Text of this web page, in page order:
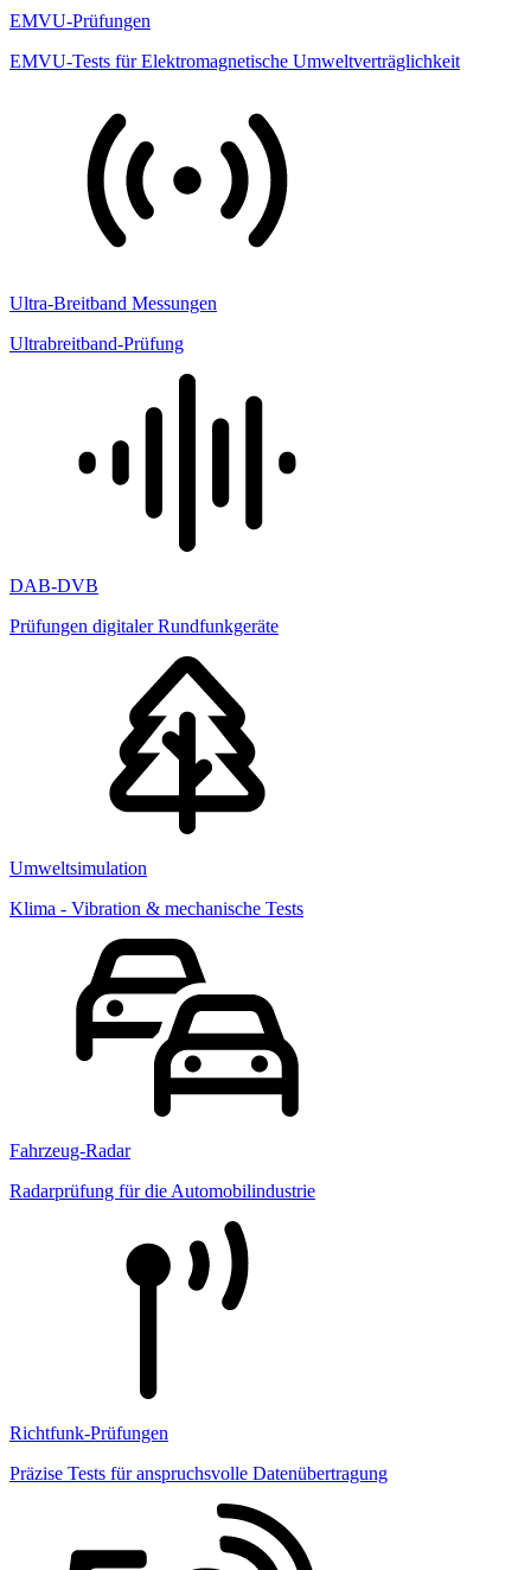
EMVU-Prüfungen
EMVU-Tests für Elektromagnetische Umweltverträglichkeit
Ultra-Breitband Messungen
Ultrabreitband-Prüfung
DAB-DVB
Prüfungen digitaler Rundfunkgeräte
Umweltsimulation
Klima - Vibration & mechanische Tests
Fahrzeug-Radar
Radarprüfung für die Automobilindustrie
Richtfunk-Prüfungen
Präzise Tests für anspruchsvolle Datenübertragung